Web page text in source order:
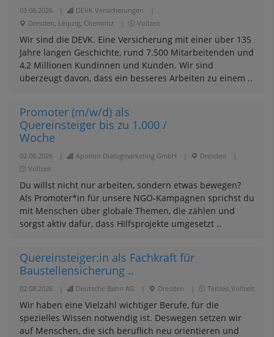
03.08.2026 DEVK Versicherungen
Dresden, Leipzig, Chemnitz
Vollzeit
Wir sind die DEVK. Eine Versicherung mit einer über 135
Jahre langen Geschichte, rund 7.500 Mitarbeitenden und
4,2 Millionen Kundinnen und Kunden. Wir sind
überzeugt davon, dass ein besseres Arbeiten zu einem ..
Promoter (m/w/d) als
Quereinsteiger bis zu 1.000 /
Woche
02.08.2026 Apollon Dialogmarketing GmbH Dresden
Vollzeit
Du willst nicht nur arbeiten, sondern etwas bewegen?
Als Promoter*in für unsere NGO-Kampagnen sprichst du
mit Menschen über globale Themen, die zählen und
sorgst aktiv dafür, dass Hilfsprojekte umgesetzt ..
Quereinsteiger:in als Fachkraft für
Baustellensicherung ..
02.08.2026 Deutsche Bahn AG Dresden Teilzeit,Vollzeit
Wir haben eine Vielzahl wichtiger Berufe, für die
spezielles Wissen notwendig ist. Deswegen setzen wir
auf Menschen, die sich beruflich neu orientieren und